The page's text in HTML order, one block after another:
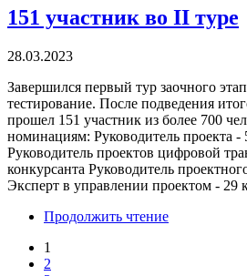
151 участник во II туре
28.03.2023
Завершился первый тур заочного
тестирование. После подведения
прошел 151 участник из более 700
номинациям: Руководитель проекта -
Руководитель проектов цифровой
конкурсанта Руководитель
Эксперт в управлении проектом - 29
Продолжить чтение
1
2